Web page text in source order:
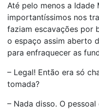
Até pelo menos a Idade
importantíssimos nos
faziam escavações por
o espaço assim aberto
para enfraquecer as
– Legal! Então era só
tomada?
– Nada disso. O